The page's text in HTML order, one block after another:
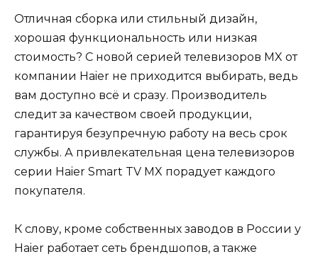
Отличная сборка или стильный дизайн,
хорошая функциональность или низкая
стоимость? С новой серией телевизоров MX от
компании Haier не приходится выбирать, ведь
вам доступно всё и сразу. Производитель
следит за качеством своей продукции,
гарантируя безупречную работу на весь срок
службы. А привлекательная цена телевизоров
серии Haier Smart TV MX порадует каждого
покупателя.
К слову, кроме собственных заводов в России у
Haier работает сеть брендшопов, а также